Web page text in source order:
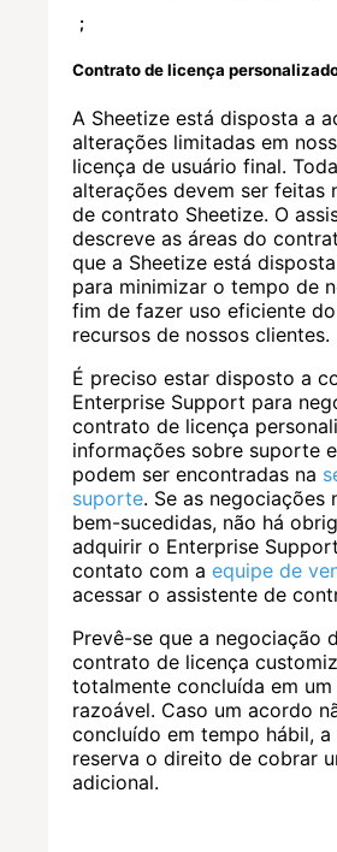
;
Contrato de licença
A Sheetize está disposta a
alterações limitadas em
licença de usuário final.
alterações devem ser feitas
de contrato Sheetize. O
descreve as áreas do
que a Sheetize está
para minimizar o tempo de
fim de fazer uso eficiente
recursos de nossos clientes.
É preciso estar disposto a
Enterprise Support para
contrato de licença
informações sobre suporte
podem ser encontradas na
suporte. Se as negociações
bem-sucedidas, não há
adquirir o Enterprise
contato com a equipe de
acessar o assistente de
Prevê-se que a negociação
contrato de licença
totalmente concluída em
razoável. Caso um acordo
concluído em tempo hábil, a
reserva o direito de cobrar
adicional.